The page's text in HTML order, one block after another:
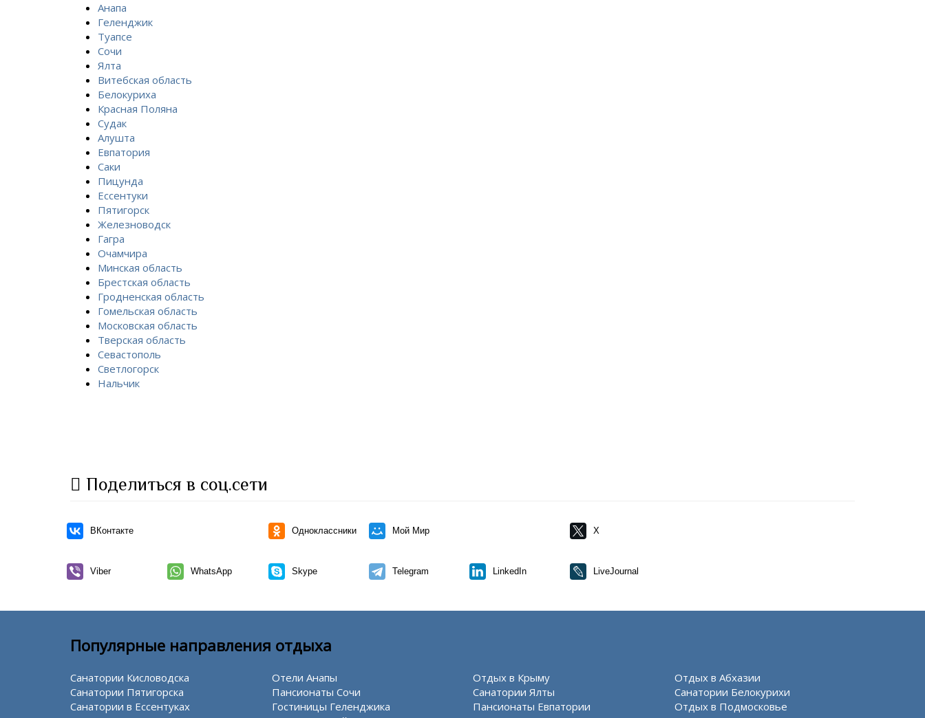
Анапа
Геленджик
Туапсе
Сочи
Ялта
Витебская область
Белокуриха
Красная Поляна
Судак
Алушта
Евпатория
Саки
Пицунда
Ессентуки
Пятигорск
Железноводск
Гагра
Очамчира
Минская область
Брестская область
Гродненская область
Гомельская область
Московская область
Тверская область
Севастополь
Светлогорск
Нальчик
Поделиться в соц.сети
ВКонтакте Одноклассники Мой Мир X
Viber WhatsApp Skype Telegram LinkedIn LiveJournal
Популярные направления отдыха
Санатории Кисловодска
Санатории Пятигорска
Санатории в Ессентуках
Отели Анапы
Пансионаты Сочи
Гостиницы Геленджика
Отдых в Крыму
Санатории Ялты
Пансионаты Евпатории
Отдых в Абхазии
Санатории Белокурихи
Отдых в Подмосковье